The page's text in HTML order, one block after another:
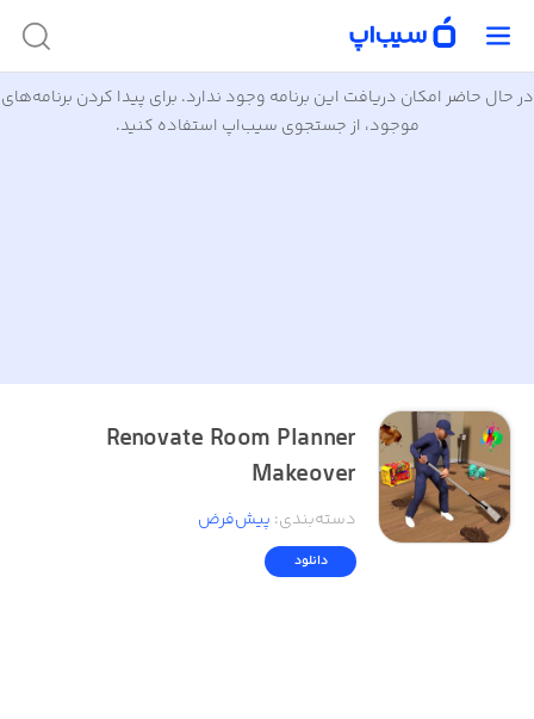
در حال حاضر امکان دریافت این برنامه وجود ندارد. برای پیدا کردن برنامه‌های
موجود، از جستجوی سیب‌اپ استفاده کنید.
Renovate Room Planner
Makeover
دسته‌بندی: پیش‌فرض
دانلود